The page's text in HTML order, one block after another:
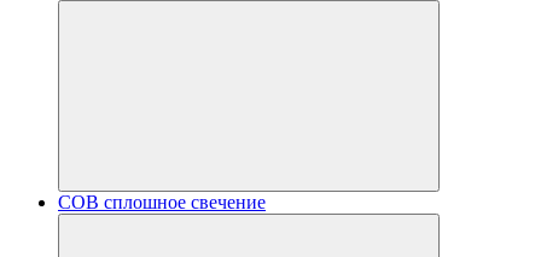
COB сплошное свечение